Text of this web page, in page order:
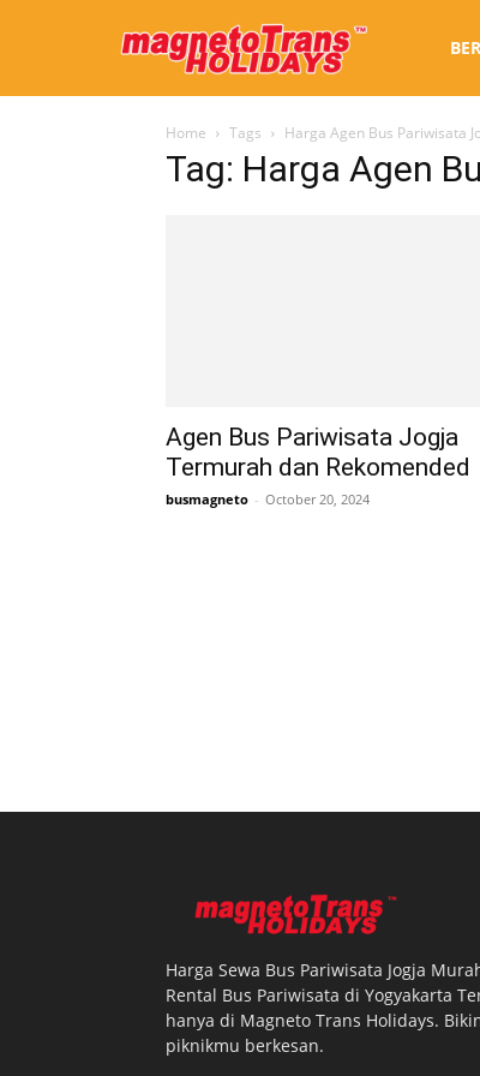
Bus
Home Tags Harga Agen Bus Pariwisata
Tag: Harga Agen
Agen Bus Pariwisata Jogja
Termurah dan Rekomended
busmagneto - October 20, 2024
Harga Sewa Bus Pariwisata Jogja
Rental Bus Pariwisata di Yogyakarta
hanya di Magneto Trans Holidays.
piknikmu berkesan.